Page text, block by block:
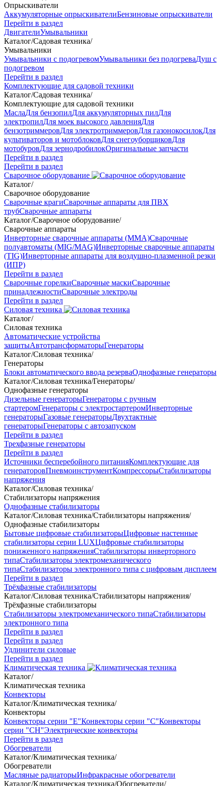
Опрыскиватели
Аккумуляторные опрыскивателиБензиновые опрыскиватели
Перейти в раздел
ДвигателиУмывальники
Каталог/Садовая техника/
Умывальники
Умывальники с подогревомУмывальники без подогреваДуш с
подогревом
Перейти в раздел
Комплектующие для садовой техники
Каталог/Садовая техника/
Комплектующие для садовой техники
МаслаДля бензопилДля аккумуляторных пилДля
электропилДля моек высокого давленияДля
бензотриммеровДля электротриммеровДля газонокосилокДля
культиваторов и мотоблоковДля снегоуборщиковДля
мотобуровДля зернодробилокОригинальные запчасти
Перейти в раздел
Перейти в раздел
Сварочное оборудование
Каталог/
Сварочное оборудование
Сварочные крагиСварочные аппараты для ПВХ
трубСварочные аппараты
Каталог/Сварочное оборудование/
Сварочные аппараты
Инверторные сварочные аппараты (ММА)Сварочные
полуавтоматы (MIG/MAG)Инверторные сварочные аппараты
(TIG)Инверторные аппараты для воздушно-плазменной резки
(ИПР)
Перейти в раздел
Сварочные горелкиСварочные маскиСварочные
принадлежностиСварочные электроды
Перейти в раздел
Силовая техника
Каталог/
Силовая техника
Автоматические устройства
защитыАвтотрансформаторыГенераторы
Каталог/Силовая техника/
Генераторы
Блоки автоматического ввода резерваОднофазные генераторы
Каталог/Силовая техника/Генераторы/
Однофазные генераторы
Дизельные генераторыГенераторы с ручным
стартеромГенераторы с электростартеромИнверторные
генераторыГазовые генераторыДвухтактные
генераторыГенераторы с автозапуском
Перейти в раздел
Трехфазные генераторы
Перейти в раздел
Источники бесперебойного питанияКомплектующие для
генераторовПневмоинструментКомпрессорыСтабилизаторы
напряжения
Каталог/Силовая техника/
Стабилизаторы напряжения
Однофазные стабилизаторы
Каталог/Силовая техника/Стабилизаторы напряжения/
Однофазные стабилизаторы
Бытовые цифровые стабилизаторыЦифровые настенные
стабилизаторы серии LUXЦифровые стабилизаторы
пониженного напряженияСтабилизаторы инверторного
типаСтабилизаторы электромеханического
типаСтабилизаторы электронного типа с цифровым дисплеем
Перейти в раздел
Трёхфазные стабилизаторы
Каталог/Силовая техника/Стабилизаторы напряжения/
Трёхфазные стабилизаторы
Стабилизаторы электромеханического типаСтабилизаторы
электронного типа
Перейти в раздел
Перейти в раздел
Удлинители силовые
Перейти в раздел
Климатическая техника
Каталог/
Климатическая техника
Конвекторы
Каталог/Климатическая техника/
Конвекторы
Конвекторы серии "Е"Конвекторы серии "С"Конвекторы
серии "СН"Электрические конвекторы
Перейти в раздел
Обогреватели
Каталог/Климатическая техника/
Обогреватели
Масляные радиаторыИнфракрасные обогреватели
Каталог/Климатическая техника/Обогреватели/